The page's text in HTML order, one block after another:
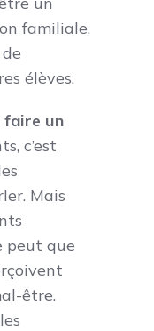
familiale,
élèves.
faire un
c’est
Mais
peut que
être.